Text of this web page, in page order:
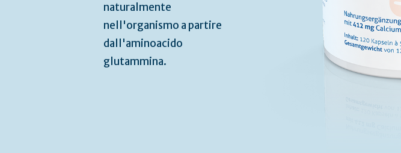
naturalmente
nell'organismo a partire
dall'aminoacido
glutammina.